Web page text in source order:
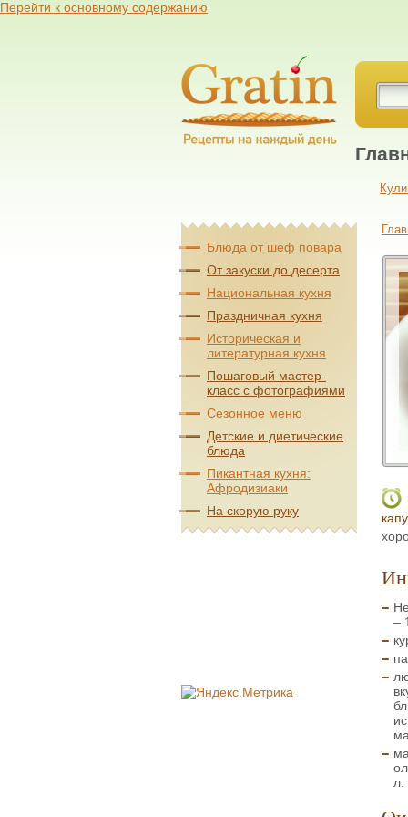
Перейти к основному содержанию
–
л.
Блюда от шеф повара
От закуски до десерта
Национальная кухня
Праздничная кухня
Историческая и
литературная кухня
Пошаговый мастер-
класс с фотографиями
Сезонное меню
Детские и диетические
блюда
Пикантная кухня:
Афродизиаки
На скорую руку